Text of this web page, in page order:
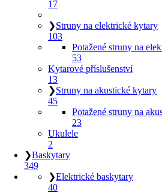
17
❯Struny na elektrické kytary
103
Potažené struny na
53
Kytarové příslušenství
13
❯Struny na akustické kytary
45
Potažené struny na
23
Ukulele
2
❯Baskytary
349
❯Elektrické baskytary
40